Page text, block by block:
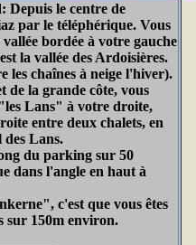
Depuis le centre de
par le téléphérique. Vous
bordée à votre gauche
la vallée des Ardoisières.
les chaînes à neige l'hiver).
de la grande côte, vous
Lans" à votre droite,
entre deux chalets, en
Lans.
du parking sur 50
dans l'angle en haut à
c'est que vous êtes
sur 150m environ.